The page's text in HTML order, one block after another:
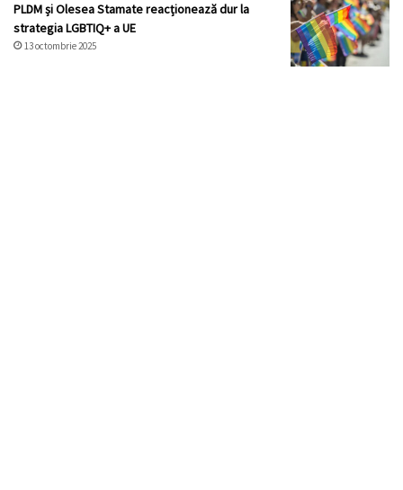
PLDM și Olesea Stamate reacționează dur la
strategia LGBTIQ+ a UE
13 octombrie 2025